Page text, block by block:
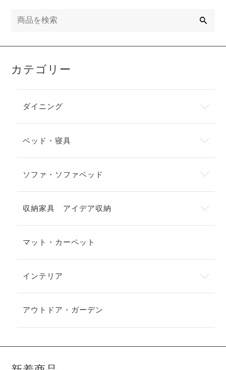
カテゴリー
ダイニング
ベッド・寝具
ソファ・ソファベッド
収納家具 アイデア収納
マット・カーペット
インテリア
アウトドア・ガーデン